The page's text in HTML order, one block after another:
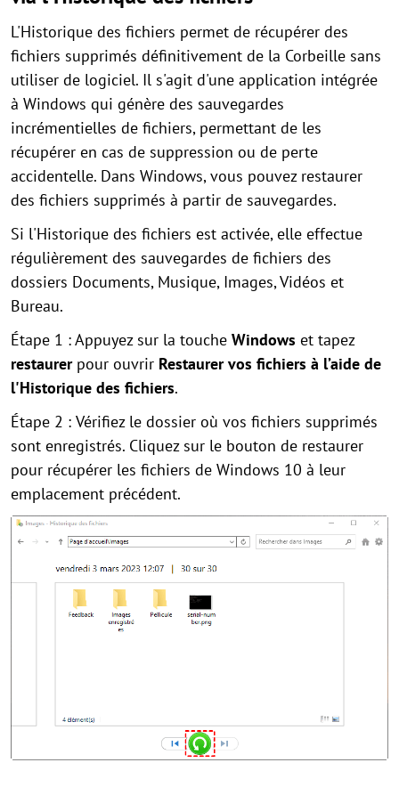
L'Historique des fichiers permet de récupérer des
fichiers supprimés définitivement de la Corbeille sans
utiliser de logiciel. Il s'agit d'une application intégrée
à Windows qui génère des sauvegardes
incrémentielles de fichiers, permettant de les
récupérer en cas de suppression ou de perte
accidentelle. Dans Windows, vous pouvez restaurer
des fichiers supprimés à partir de sauvegardes.
Si l'Historique des fichiers est activée, elle effectue
régulièrement des sauvegardes de fichiers des
dossiers Documents, Musique, Images, Vidéos et
Bureau.
Étape 1 : Appuyez sur la touche Windows et tapez
restaurerpour ouvrir Restaurer vos fichiers à l’aide de
l'Historique des fichiers.
Étape 2 : Vérifiez le dossier où vos fichiers supprimés
sont enregistrés. Cliquez sur le bouton de restaurer
pour récupérer les fichiers de Windows 10 à leur
emplacement précédent.